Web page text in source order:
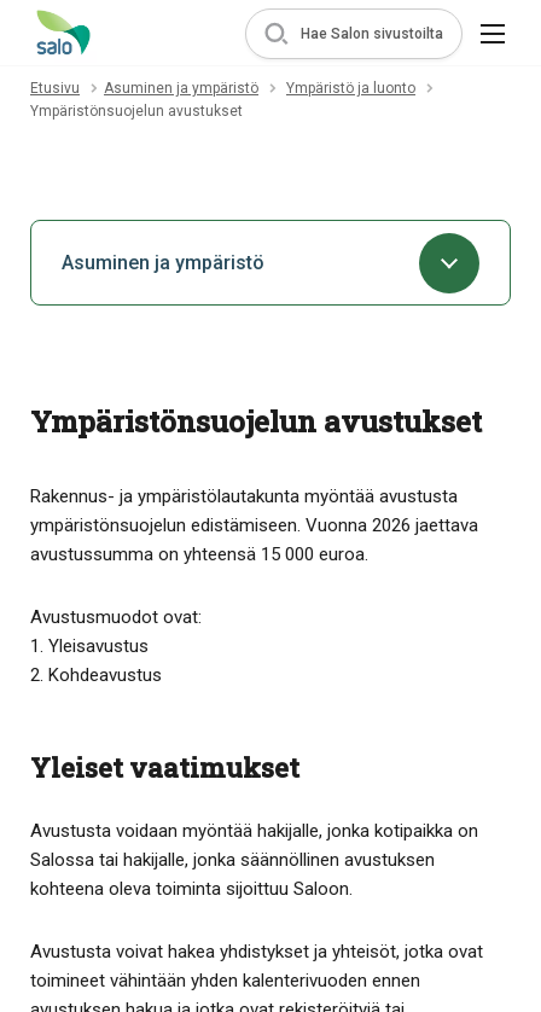
Hae Salon sivustoilta
Etusivu Asuminen ja ympäristö
Ympäristö ja luonto
Ympäristönsuojelun avustukset
Asuminen ja ympäristö
Ympäristönsuojelun avustukset
Rakennus- ja ympäristölautakunta myöntää avustusta
ympäristönsuojelun edistämiseen. Vuonna 2026 jaettava
avustussumma on yhteensä 15 000 euroa.
Avustusmuodot ovat:
1. Yleisavustus
2. Kohdeavustus
Yleiset vaatimukset
Avustusta voidaan myöntää hakijalle, jonka kotipaikka on
Salossa tai hakijalle, jonka säännöllinen avustuksen
kohteena oleva toiminta sijoittuu Saloon.
Avustusta voivat hakea yhdistykset ja yhteisöt, jotka ovat
toimineet vähintään yhden kalenterivuoden ennen